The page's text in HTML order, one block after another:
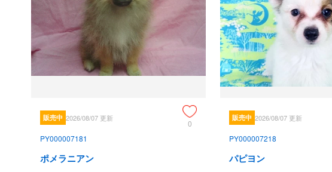
販売中 2026/08/07 更新
0
PY000007181
ポメラニアン
販売中 2026/08/07 更新
PY000007218
パピヨン